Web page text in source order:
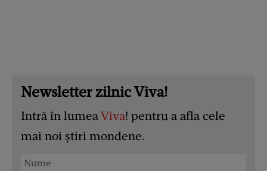
Newsletter zilnic Viva!
Intră în lumeaViva! pentru a afla cele
mai noi știri mondene.